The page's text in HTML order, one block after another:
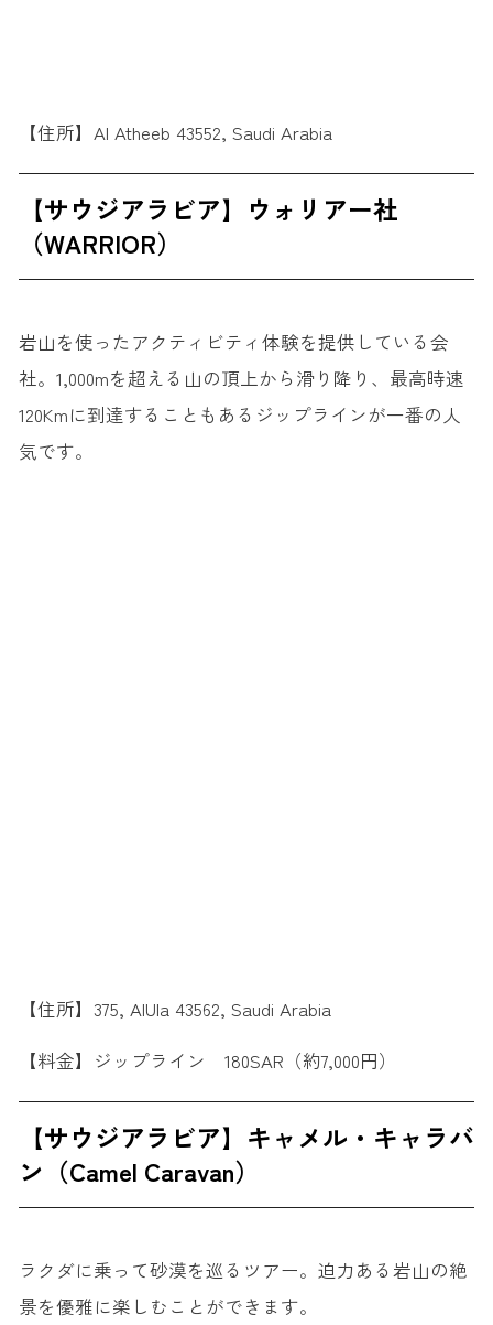
【住所】Al Atheeb 43552, Saudi Arabia
【サウジアラビア】ウォリアー社
（WARRIOR）
岩山を使ったアクティビティ体験を提供している会
社。1,000mを超える山の頂上から滑り降り、最高時速
120Kmに到達することもあるジップラインが一番の人
気です。
【住所】375, AlUla 43562, Saudi Arabia
【料金】ジップライン 180SAR（約7,000円）
【サウジアラビア】キャメル・キャラバ
ン（Camel Caravan）
ラクダに乗って砂漠を巡るツアー。迫力ある岩山の絶
景を優雅に楽しむことができます。